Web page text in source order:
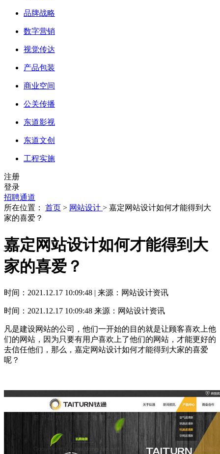
品牌战略
数字营销
视觉传达
产品包装
商业空间
公关传播
东道影视
东道文创
工程实施
注册
登录
招聘通道
所在位置： 首页 > 网站设计 > 嘉定网站设计如何才能得到大
家的喜爱？
嘉定网站设计如何才能得到大
家的喜爱？
时间：2021.12.17 10:09:48 | 来源：网站设计资讯
时间：2021.12.17 10:09:48 来源：网站设计资讯
凡是建设网站的公司，他们一开始的目的就是让顾客喜欢上他
们的网站，因为只要有用户喜欢上了他们的网站，才能更好的
去信任他们，那么，嘉定网站设计如何才能得到大家的喜爱
呢？